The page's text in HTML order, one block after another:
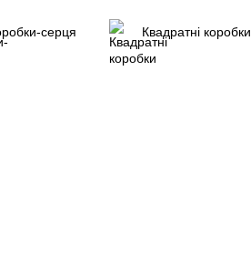
серця Квадратні коробки